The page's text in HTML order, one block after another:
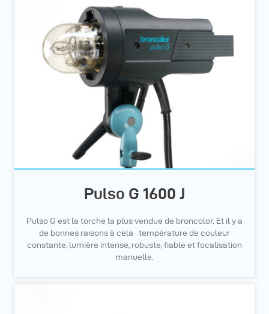
Pulso G 1600 J
Pulso G est la torche la plus vendue de broncolor. Et il y a
de bonnes raisons à cela : température de couleur
constante, lumière intense, robuste, fiable et focalisation
manuelle.